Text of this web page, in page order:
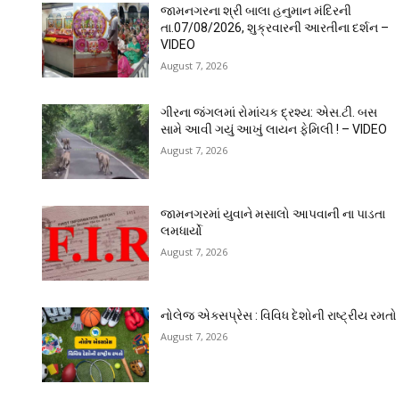
જામનગરના શ્રી બાલા હનુમાન મંદિરની
તા.07/08/2026, શુક્રવારની આરતીના દર્શન –
VIDEO
August 7, 2026
ગીરના જંગલમાં રોમાંચક દ્રશ્ય: એસ.ટી. બસ
સામે આવી ગયું આખું લાયન ફેમિલી ! – VIDEO
August 7, 2026
જામનગરમાં યુવાને મસાલો આપવાની ના પાડતા
લમધાર્યો
August 7, 2026
નોલેજ એક્સપ્રેસ : વિવિધ દેશોની રાષ્ટ્રીય રમતો
August 7, 2026